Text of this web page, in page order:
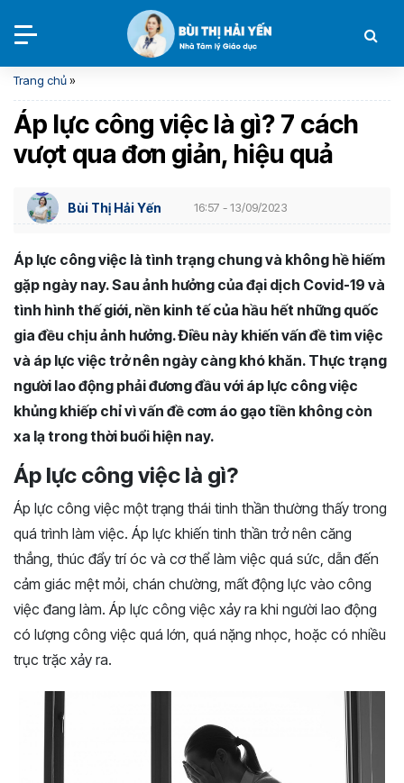
Trang chủ»
Áp lực công việc là gì? 7 cách
vượt qua đơn giản, hiệu quả
Bùi Thị Hải Yến 16:57 - 13/09/2023
Áp lực công việc là tình trạng chung và không hề hiếm
gặp ngày nay. Sau ảnh hưởng của đại dịch Covid-19 và
tình hình thế giới, nền kinh tế của hầu hết những quốc
gia đều chịu ảnh hưởng. Điều này khiến vấn đề tìm việc
và áp lực việc trở nên ngày càng khó khăn. Thực trạng
người lao động phải đương đầu với áp lực công việc
khủng khiếp chỉ vì vấn đề cơm áo gạo tiền không còn
xa lạ trong thời buổi hiện nay.
Áp lực công việc là gì?
Áp lực công việc một trạng thái tinh thần thường thấy trong
quá trình làm việc. Áp lực khiến tinh thần trở nên căng
thẳng, thúc đẩy trí óc và cơ thể làm việc quá sức, dẫn đến
cảm giác mệt mỏi, chán chường, mất động lực vào công
việc đang làm. Áp lực công việc xảy ra khi người lao động
có lượng công việc quá lớn, quá nặng nhọc, hoặc có nhiều
trục trặc xảy ra.